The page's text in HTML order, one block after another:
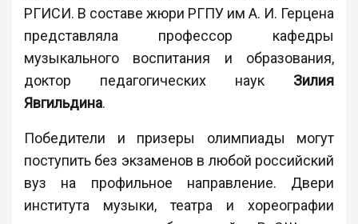
РГИСИ. В составе жюри РГПУ им А. И. Герцена
представляла профессор кафедры
музыкального воспитания и образования,
доктор педагогических наук Зилия
Явгильдина.
Победители и призеры олимпиады могут
поступить без экзаменов в любой российский
вуз на профильное направление. Двери
института музыки, театра и хореографии